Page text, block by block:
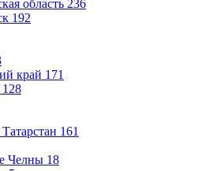
область 236
192
край 171
128
161
Челны 18